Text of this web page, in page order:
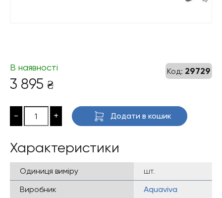
Код: 29729
В наявності
3 895 ₴
- + Додати в кошик
Характеристики
Одиниця виміру
шт.
Виробник
Aquaviva